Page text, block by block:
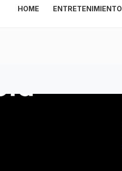
HOME ENTRETENIMIENTO